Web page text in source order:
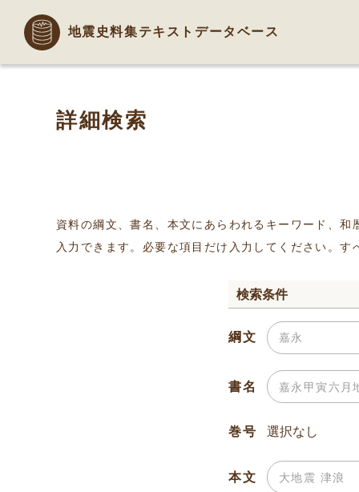
地震史料集テキストデータベース
詳細検索
資料の綱文、書名、本文にあらわれるキーワード、
入力できます。必要な項目だけ入力してください。
検索条件
綱文
書名
巻号
本文